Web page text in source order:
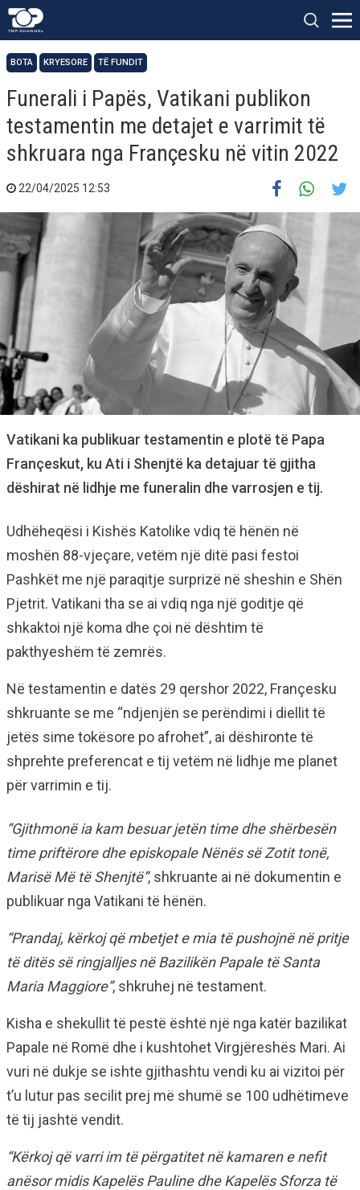
BOTA KRYESORE TË FUNDIT
Funerali i Papës, Vatikani publikon
testamentin me detajet e varrimit të
shkruara nga Françesku në vitin 2022
22/04/2025 12:53
Vatikani ka publikuar testamentin e plotë të Papa
Françeskut, ku Ati i Shenjtë ka detajuar të gjitha
dëshirat në lidhje me funeralin dhe varrosjen e tij.
Udhëheqësi i Kishës Katolike vdiq të hënën në
moshën 88-vjeçare, vetëm një ditë pasi festoi
Pashkët me një paraqitje surprizë në sheshin e Shën
Pjetrit. Vatikani tha se ai vdiq nga një goditje që
shkaktoi një koma dhe çoi në dështim të
pakthyeshëm të zemrës.
Në testamentin e datës 29 qershor 2022, Françesku
shkruante se me “ndjenjën se perëndimi i diellit të
jetës sime tokësore po afrohet”, ai dëshironte të
shprehte preferencat e tij vetëm në lidhje me planet
për varrimin e tij.
“Gjithmonë ia kam besuar jetën time dhe shërbesën
time priftërore dhe episkopale Nënës së Zotit tonë,
Marisë Më të Shenjtë”, shkruante ai në dokumentin e
publikuar nga Vatikani të hënën.
“Prandaj, kërkoj që mbetjet e mia të pushojnë në pritje
të ditës së ringjalljes në Bazilikën Papale të Santa
Maria Maggiore”, shkruhej në testament.
Kisha e shekullit të pestë është një nga katër bazilikat
Papale në Romë dhe i kushtohet Virgjëreshës Mari. Ai
vuri në dukje se ishte gjithashtu vendi ku ai vizitoi për
t’u lutur pas secilit prej më shumë se 100 udhëtimeve
të tij jashtë vendit.
“Kërkoj që varri im të përgatitet në kamaren e nefit
anësor midis Kapelës Pauline dhe Kapelës Sforza të